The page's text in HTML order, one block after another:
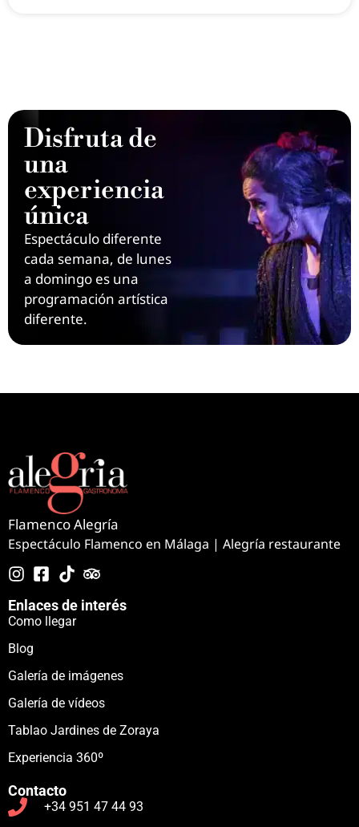
Disfruta de
una
experiencia
única
Espectáculo diferente
cada semana, de lunes
a domingo es una
programación artística
diferente.
Flamenco Alegría
Espectáculo Flamenco en Málaga | Alegría restaurante
Enlaces de interés
Como llegar
Blog
Galería de imágenes
Galería de vídeos
Tablao Jardines de Zoraya
Experiencia 360º
Contacto
+34 951 47 44 93